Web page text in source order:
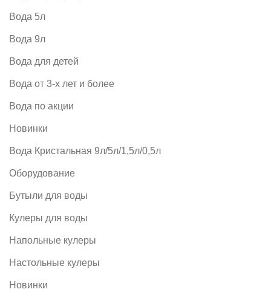
Вода 5л
Вода 9л
Вода для детей
Вода от 3-х лет и более
Вода по акции
Новинки
Вода Кристальная 9л/5л/1,5л/0,5л
Оборудование
Бутыли для воды
Кулеры для воды
Напольные кулеры
Настольные кулеры
Новинки